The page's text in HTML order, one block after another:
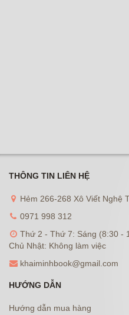
THÔNG TIN LIÊN HỆ
Hẻm 266-268 Xô Viết Nghệ
0971 998 312
Thứ 2 - Thứ 7: Sáng (8:30 -
Chủ Nhật: Không làm việc
khaiminhbook@gmail.com
HƯỚNG DẪN
Hướng dẫn mua hàng